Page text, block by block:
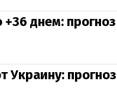
днем: прогноз
Украину: прогноз